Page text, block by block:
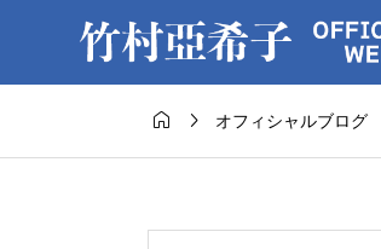
  オフィシャルブログ